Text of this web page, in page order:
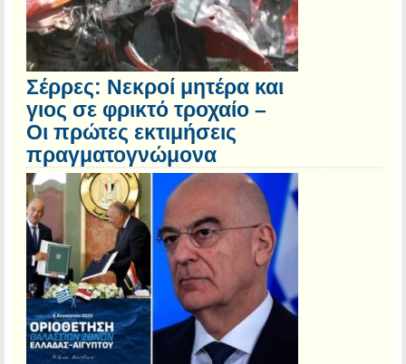
Σέρρες: Νεκροί μητέρα και
γιος σε φρικτό τροχαίο –
Οι πρώτες εκτιμήσεις
πραγματογνώμονα